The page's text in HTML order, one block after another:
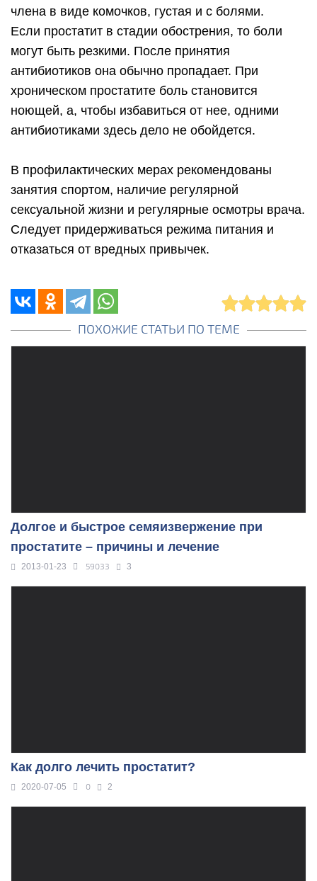
члена в виде комочков, густая и с болями.
Если простатит в стадии обострения, то боли
могут быть резкими. После принятия
антибиотиков она обычно пропадает. При
хроническом простатите боль становится
ноющей, а, чтобы избавиться от нее, одними
антибиотиками здесь дело не обойдется.
В профилактических мерах рекомендованы
занятия спортом, наличие регулярной
сексуальной жизни и регулярные осмотры врача.
Следует придерживаться режима питания и
отказаться от вредных привычек.
ПОХОЖИЕ СТАТЬИ ПО ТЕМЕ
Долгое и быстрое семяизвержение при
простатите – причины и лечение
2013-01-23 59033 3
Как долго лечить простатит?
2020-07-05 0 2